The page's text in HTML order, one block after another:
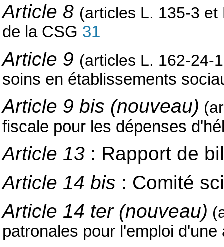
Article 8 (articles L. 135-3
de la CSG 31
Article 9 (articles L. 162-24-
soins en établissements
Article 9 bis (nouveau)
fiscale pour les dépenses
Article 13 : Rapport de
Article 14 bis : Comité
Article 14 ter (nouveau)
patronales pour l'emploi